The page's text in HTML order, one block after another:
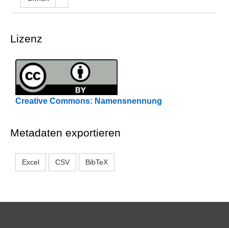
Lizenz
Creative Commons: Namensnennung
Metadaten exportieren
Excel CSV BibTeX